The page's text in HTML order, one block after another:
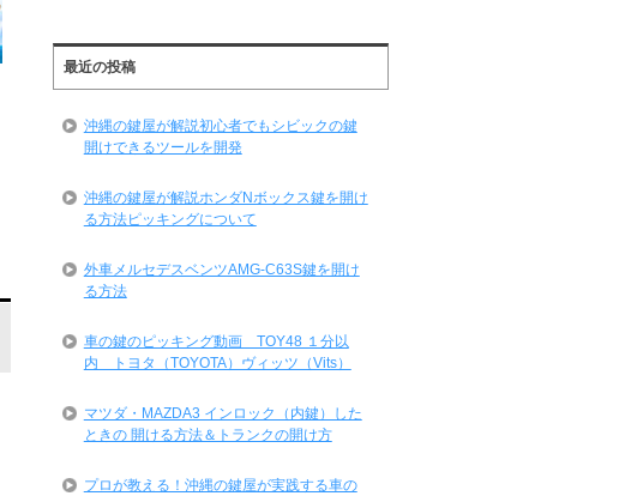
最近の投稿
沖縄の鍵屋が解説初心者でもシビックの鍵
開けできるツールを開発
沖縄の鍵屋が解説ホンダNボックス鍵を開け
る方法ピッキングについて
外車メルセデスベンツAMG-C63S鍵を開け
る方法
車の鍵のピッキング動画 TOY48 １分以
内 トヨタ（TOYOTA）ヴィッツ（Vits）
マツダ・MAZDA3 インロック（内鍵）した
ときの 開ける方法＆トランクの開け方
プロが教える！沖縄の鍵屋が実践する車の